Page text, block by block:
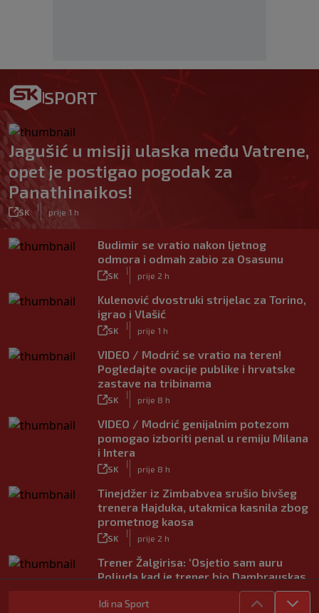
SPORT
Jagušić u misiji ulaska među Vatrene,
opet je postigao pogodak za
Panathinaikos!
SK
|
prije 1 h
Budimir se vratio nakon ljetnog
odmora i odmah zabio za Osasunu
SK
|
prije 2 h
Kulenović dvostruki strijelac za Torino,
igrao i Vlašić
SK
|
prije 1 h
VIDEO / Modrić se vratio na teren!
Pogledajte ovacije publike i hrvatske
zastave na tribinama
SK
|
prije 8 h
VIDEO / Modrić genijalnim potezom
pomogao izboriti penal u remiju Milana
i Intera
SK
|
prije 8 h
Tinejdžer iz Zimbabvea srušio bivšeg
trenera Hajduka, utakmica kasnila zbog
prometnog kaosa
SK
|
prije 2 h
Trener Žalgirisa: ‘Osjetio sam auru
Poljuda kad je trener bio Dambrauskas.
Hajduk danas igra nestabilno’
SK
|
prije 4 h
Idi na Sport